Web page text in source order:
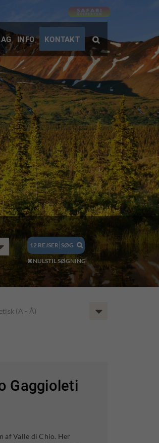
INFO KONTAKT 
12 REJSER SØG 
 NULSTIL SØGNING
(A - Å)
Gaggioleti
af ​​Valle di Chio. Her